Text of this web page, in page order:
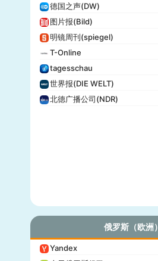
德国之声(DW)
图片报(Bild)
明镜周刊(spiegel)
T-Online
tagesschau
世界报(DIE WELT)
北德广播公司(NDR)
俄罗斯（欧洲）
Yandex